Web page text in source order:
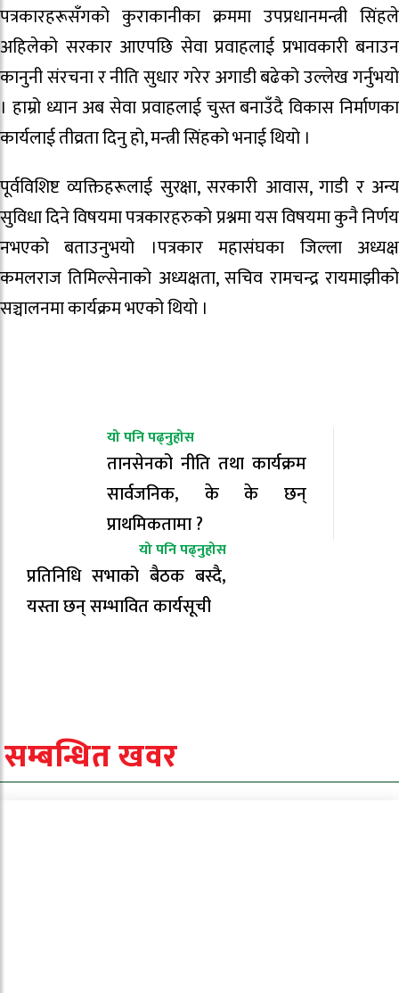
पत्रकारहरूसँगको कुराकानीका क्रममा उपप्रधानमन्त्री सिंहले
अहिलेको सरकार आएपछि सेवा प्रवाहलाई प्रभावकारी बनाउन
कानुनी संरचना र नीति सुधार गरेर अगाडी बढेको उल्लेख गर्नुभयो
। हाम्रो ध्यान अब सेवा प्रवाहलाई चुस्त बनाउँदै विकास निर्माणका
कार्यलाई तीव्रता दिनु हो, मन्त्री सिंहको भनाई थियो ।
पूर्वविशिष्ट व्यक्तिहरूलाई सुरक्षा, सरकारी आवास, गाडी र अन्य
सुविधा दिने विषयमा पत्रकारहरुको प्रश्नमा यस विषयमा कुनै निर्णय
नभएको बताउनुभयो ।पत्रकार महासंघका जिल्ला अध्यक्ष
कमलराज तिमिल्सेनाको अध्यक्षता, सचिव रामचन्द्र रायमाझीको
सञ्चालनमा कार्यक्रम भएको थियो ।
यो पनि पढ्नुहोस
तानसेनको नीति तथा कार्यक्रम
सार्वजनिक, के के छन्
प्राथमिकतामा ?
यो पनि पढ्नुहोस
प्रतिनिधि सभाको बैठक बस्दै,
यस्ता छन् सम्भावित कार्यसूची
सम्बन्धित खवर